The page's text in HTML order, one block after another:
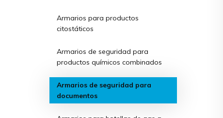
Armarios para productos
citostáticos
Armarios de seguridad para
productos químicos combinados
Armarios de seguridad para
documentos